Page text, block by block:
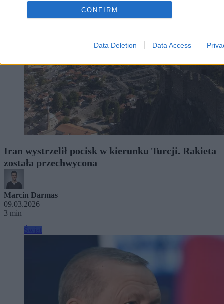
CONFIRM
Data Deletion Data Access
Iran wystrzelił pocisk w kierunku Turcji. Rakieta
została przechwycona
Marcin Darmas
09.03.2026
3 min